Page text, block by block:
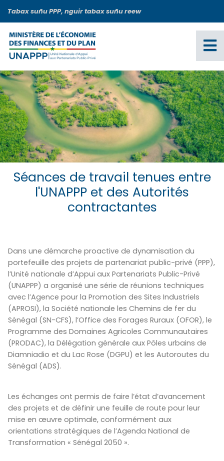
contenu
principal
Tabax suñu PPP, nguir tabax suñu reew
Séances de travail tenues entre
l'UNAPPP et des Autorités
contractantes
Dans une démarche proactive de dynamisation du
portefeuille des projets de partenariat public-privé (PPP),
l’Unité nationale d’Appui aux Partenariats Public-Privé
(UNAPPP) a organisé une série de réunions techniques
avec l’Agence pour la Promotion des Sites Industriels
(APROSI), la Société nationale les Chemins de fer du
Sénégal (SN-CFS), l’Office des Forages Ruraux (OFOR), le
Programme des Domaines Agricoles Communautaires
(PRODAC), la Délégation générale aux Pôles urbains de
Diamniadio et du Lac Rose (DGPU) et les Autoroutes du
Sénégal (ADS).
Les échanges ont permis de faire l’état d’avancement
des projets et de définir une feuille de route pour leur
mise en œuvre optimale, conformément aux
orientations stratégiques de l’Agenda National de
Transformation « Sénégal 2050 ».